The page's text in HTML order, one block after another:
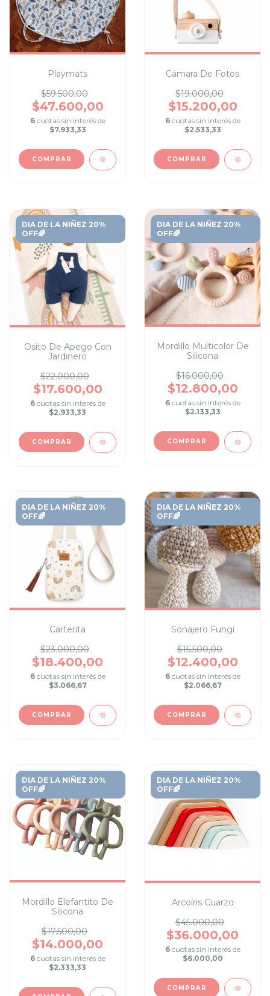
Playmats
$59.500,00
$47.600,00
6 cuotas sin interés de
$7.933,33
COMPRAR
Cámara De Fotos
$19.000,00
$15.200,00
6 cuotas sin interés de
$2.533,33
COMPRAR
DIA DE LA NIÑEZ 20%
OFF🌈
Osito De Apego Con
Jardinero
$22.000,00
$17.600,00
6 cuotas sin interés de
$2.933,33
COMPRAR
DIA DE LA NIÑEZ 20%
OFF🌈
Mordillo Multicolor De
Silicona
$16.000,00
$12.800,00
6 cuotas sin interés de
$2.133,33
COMPRAR
DIA DE LA NIÑEZ 20%
OFF🌈
Carterita
$23.000,00
$18.400,00
6 cuotas sin interés de
$3.066,67
COMPRAR
DIA DE LA NIÑEZ 20%
OFF🌈
Sonajero Fungi
$15.500,00
$12.400,00
6 cuotas sin interés de
$2.066,67
COMPRAR
DIA DE LA NIÑEZ 20%
OFF🌈
Mordillo Elefantito De
Silicona
$17.500,00
$14.000,00
6 cuotas sin interés de
$2.333,33
DIA DE LA NIÑEZ 20%
OFF🌈
Arcoíris Cuarzo
$45.000,00
$36.000,00
6 cuotas sin interés de
$6.000,00
COMPRAR